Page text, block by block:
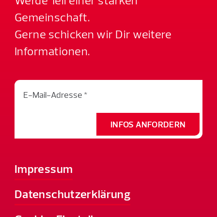
Gemeinschaft.
Gerne schicken wir Dir weitere
Informationen.
INFOS ANFORDERN
Impressum
Datenschutzerklärung